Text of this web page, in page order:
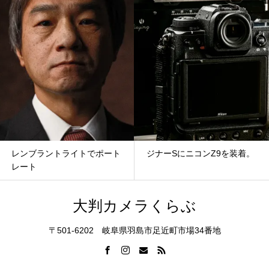
レンブラントライトでポート
レート
ジナーSにニコンZ9を装着。
大判カメラくらぶ
〒501-6202 岐阜県羽島市足近町市場34番地